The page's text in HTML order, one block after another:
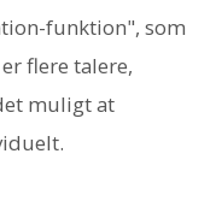
funktion", som
flere talere,
muligt at